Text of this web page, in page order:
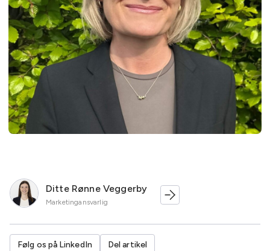
Ditte Rønne Veggerby
Marketingansvarlig
Følg os på LinkedIn Del artikel